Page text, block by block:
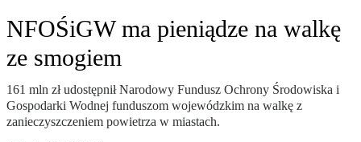
NFOŚiGW ma pieniądze na walkę
ze smogiem
161 mln zł udostępnił Narodowy Fundusz Ochrony Środowiska i
Gospodarki Wodnej funduszom wojewódzkim na walkę z
zanieczyszczeniem powietrza w miastach.